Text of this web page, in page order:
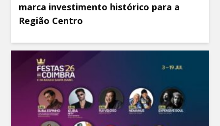
marca investimento histórico para a
Região Centro